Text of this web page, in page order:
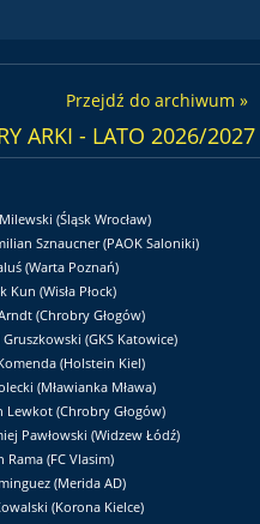
Przejdź do archiwum »
ARKI - LATO 2026/2027
(Śląsk Wrocław)
Sznaucner (PAOK Saloniki)
(Warta Poznań)
Kun (Wisła Płock)
(Chrobry Głogów)
(GKS Katowice)
(Holstein Kiel)
(Mławianka Mława)
Lewkot (Chrobry Głogów)
Pawłowski (Widzew Łódź)
Rama (FC Vlasim)
(Merida AD)
(Korona Kielce)